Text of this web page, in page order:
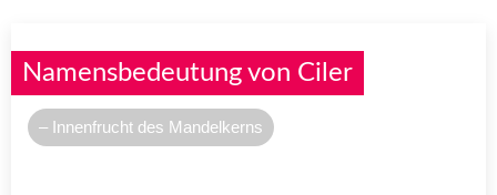
Namensbedeutung von Ciler
– Innenfrucht des Mandelkerns